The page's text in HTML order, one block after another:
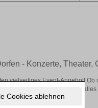
Cookies ablehnen
- Konzerte, Theater,
vielseitiges Event-Angebot!
in Dorfen – hier finden alles